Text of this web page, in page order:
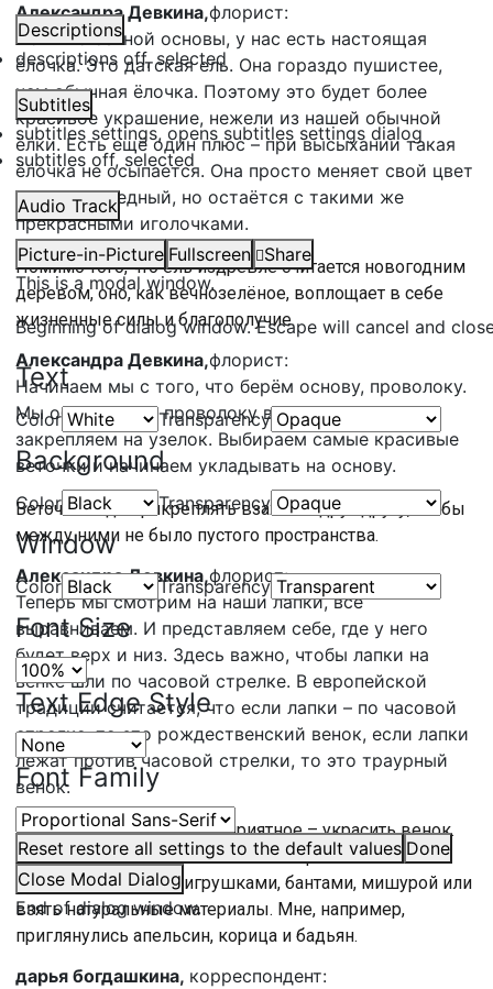
Descriptions
descriptions off, selected
Subtitles
subtitles settings, opens subtitles settings dialog
subtitles off, selected
Audio Track
Picture-in-Picture Fullscreen
Share
This is a modal window.
Beginning of dialog window. Escape will cancel and
Text
Color Transparency
Background
Color Transparency
Window
Color Transparency
Font Size
Text Edge Style
Font Family
Reset restore all settings to the default values Done
Close Modal Dialog
End of dialog window.
Александра Девкина,флорист:
Помимо сенной основы, у нас есть настоящая
ёлочка. Это датская ель. Она гораздо пушистее,
чем обычная ёлочка. Поэтому это будет более
красивое украшение, нежели из нашей обычной
ёлки. Есть ещё один плюс – при высыхании такая
ёлочка не осыпается. Она просто меняет свой цвет
на более бледный, но остаётся с такими же
прекрасными иголочками.
Помимо того, что ель издревле считается новогодним
деревом, оно, как вечнозелёное, воплощает в себе
жизненные силы и благополучие.
Александра Девкина,флорист:
Начинаем мы с того, что берём основу, проволоку.
Мы обматываем проволоку вокруг веночка и
закрепляем на узелок. Выбираем самые красивые
веточки и начинаем укладывать на основу.
Веточки надо прикреплять взахлёст друг другу, чтобы
между ними не было пустого пространства.
Александра Девкина,флорист:
Теперь мы смотрим на наши лапки, всё
выравниваем. И представляем себе, где у него
будет верх и низ. Здесь важно, чтобы лапки на
венке шли по часовой стрелке. В европейской
традиции считается, что если лапки – по часовой
стрелке, то это рождественский венок, если лапки
лежат против часовой стрелки, то это траурный
венок.
И теперь осталось самое приятное – украсить венок.
Здесь можно проявить всю свою фантазию. Можно
украсить ёлочными игрушками, бантами, мишурой или
взять натуральные материалы. Мне, например,
приглянулись апельсин, корица и бадьян.
дарья богдашкина, корреспондент: